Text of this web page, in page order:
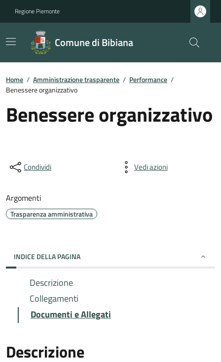
Regione Piemonte
Comune di Bibiana
Home / Amministrazione trasparente / Performance /
Benessere organizzativo
Benessere organizzativo
Condividi Vedi azioni
Argomenti
Trasparenza amministrativa
INDICE DELLA PAGINA
Descrizione
Collegamenti
Documenti e Allegati
Descrizione